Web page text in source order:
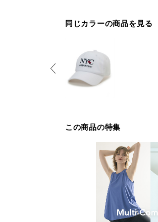
同じカラーの商品を見る
この商品の特集